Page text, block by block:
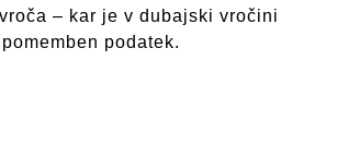
– kar je v dubajski vročini
pomemben podatek.